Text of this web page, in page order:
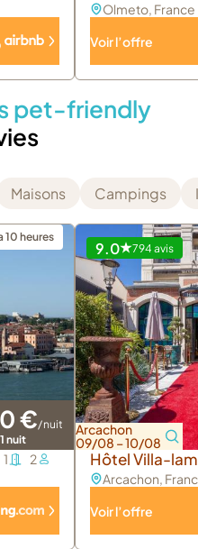
Olmeto, France
Voir l’offre
pet-friendly
Maisons Campings
10 heures
€/ nuit
nuit
1
2
9.0 794 avis
Arcachon
09/08 – 10/08
Hôtel Villa-
Arcachon,
Voir l’offre